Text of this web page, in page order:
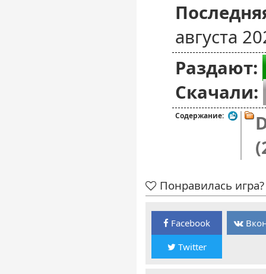
августа
Раздают:
Скачали:
Содержание:
Понравилась
Facebook
Twitter